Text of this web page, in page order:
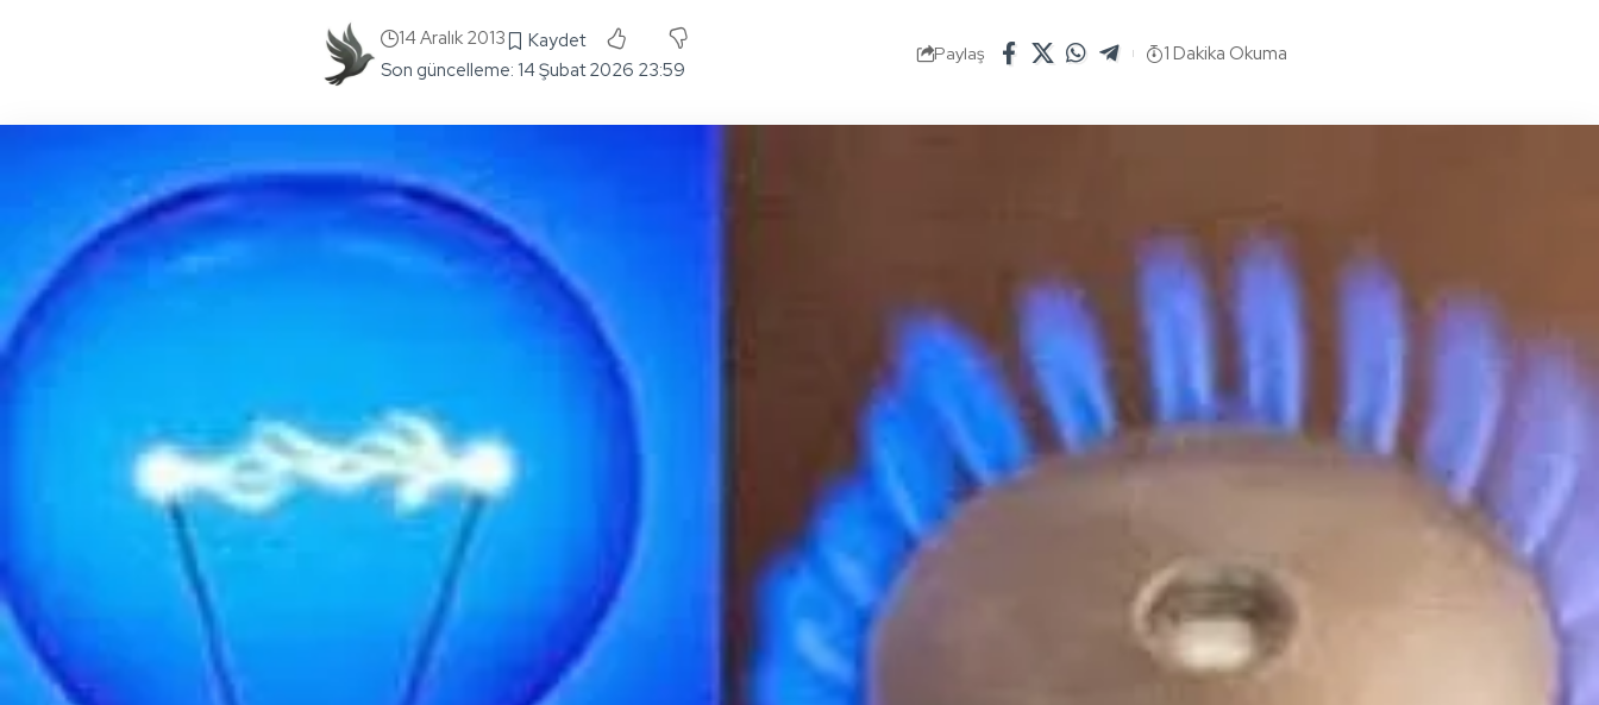
Son güncelleme: 14 Şubat 2026 23:59
14 Aralık 2013
Paylaş 1 Dakika Okuma